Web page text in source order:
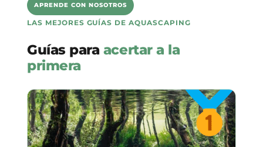
APRENDE CON NOSOTROS
LAS MEJORES GUÍAS DE AQUASCAPING
Guías para acertar a la
primera